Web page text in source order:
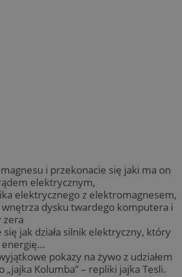
magnesu i przekonacie się jaki ma on
elektrycznym,
elektrycznego z elektromagnesem,
dysku twardego komputera i
zera
jak działa silnik elektryczny, który
energię…
pokazy na żywo z udziałem
„jajka Kolumba” – repliki jajka Tesli.